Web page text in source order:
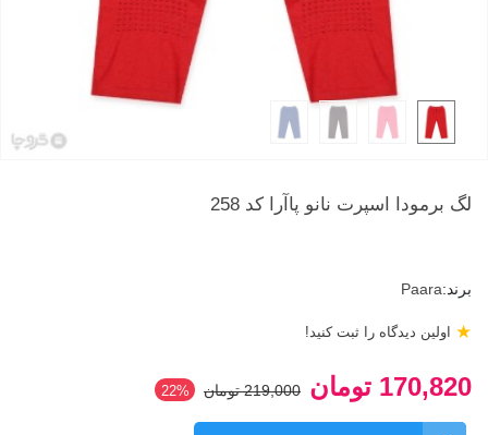
لگ برمودا اسپرت نانو پاآرا کد 258
برند:Paara
اولین دیدگاه را ثبت کنید! ★
170,820 تومان 219,000 تومان ‎22%